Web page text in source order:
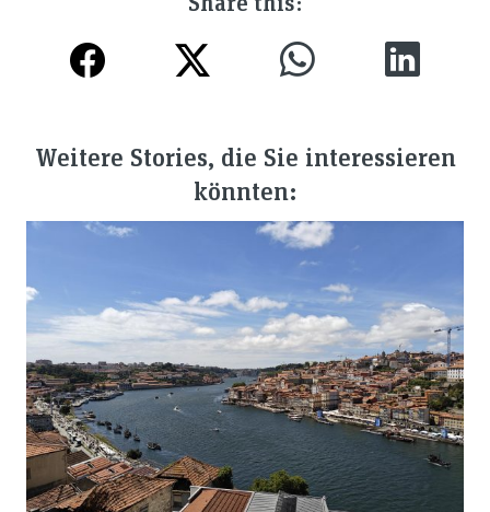
Weitere Stories, die Sie interessieren
könnten: